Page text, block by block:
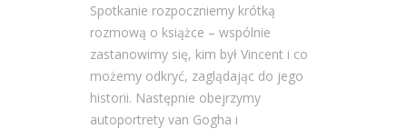
Spotkanie rozpoczniemy krótką
rozmową o książce – wspólnie
zastanowimy się, kim był Vincent i co
możemy odkryć, zaglądając do jego
historii. Następnie obejrzymy
autoportrety van Gogha i